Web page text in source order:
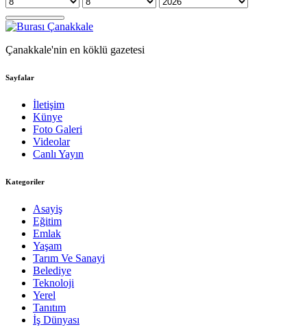
Çanakkale'nin en köklü gazetesi
Sayfalar
İletişim
Künye
Foto Galeri
Videolar
Canlı Yayın
Kategoriler
Asayiş
Eğitim
Emlak
Yaşam
Tarım Ve Sanayi
Belediye
Teknoloji
Yerel
Tanıtım
İş Dünyası